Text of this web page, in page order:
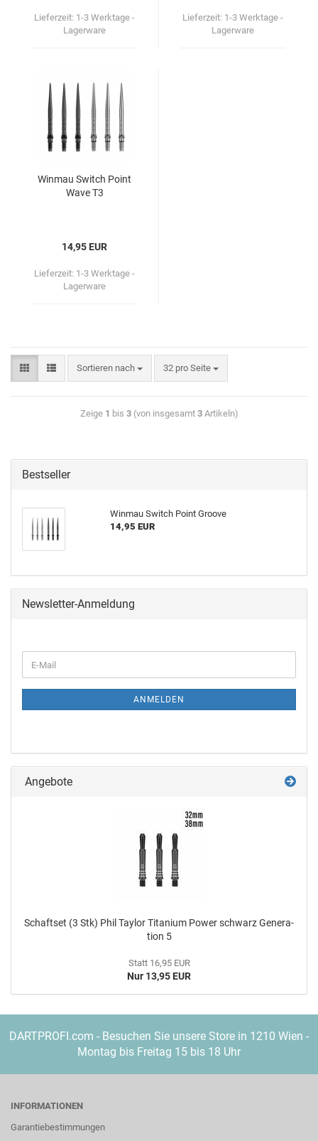
Lieferzeit: 1-3 Werktage -
Lagerware
Lieferzeit: 1-3 Werktage -
Lagerware
Win­mau Switch Point
Wave T3
14,95 EUR
Lieferzeit: 1-3 Werktage -
Lagerware
Sortieren nach 32 pro Seite
Zeige 1 bis 3(von insgesamt 3Artikeln)
Bestseller
Win­mau Switch Point Groo­ve
14,95 EUR
Newsletter-Anmeldung
ANMELDEN
Angebote
Schaft­s­et (3 Stk) Phil Tay­lor Ti­ta­ni­um Power schwarz Ge­nera­
ti­on 5
Statt 16,95 EUR
Nur 13,95 EUR
DARTPROFI.com - Besuchen Sie unsere Store in 1210 Wien -
Montag bis Freitag 15 bis 18 Uhr
INFORMATIONEN
Garantiebestimmungen